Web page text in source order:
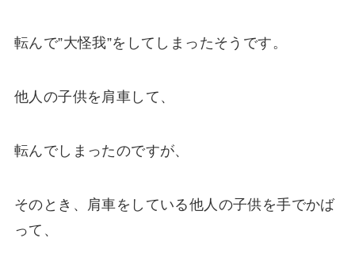
転んで”大怪我”をしてしまったそうです。
他人の子供を肩車して、
転んでしまったのですが、
そのとき、肩車をしている他人の子供を手でかば
って、